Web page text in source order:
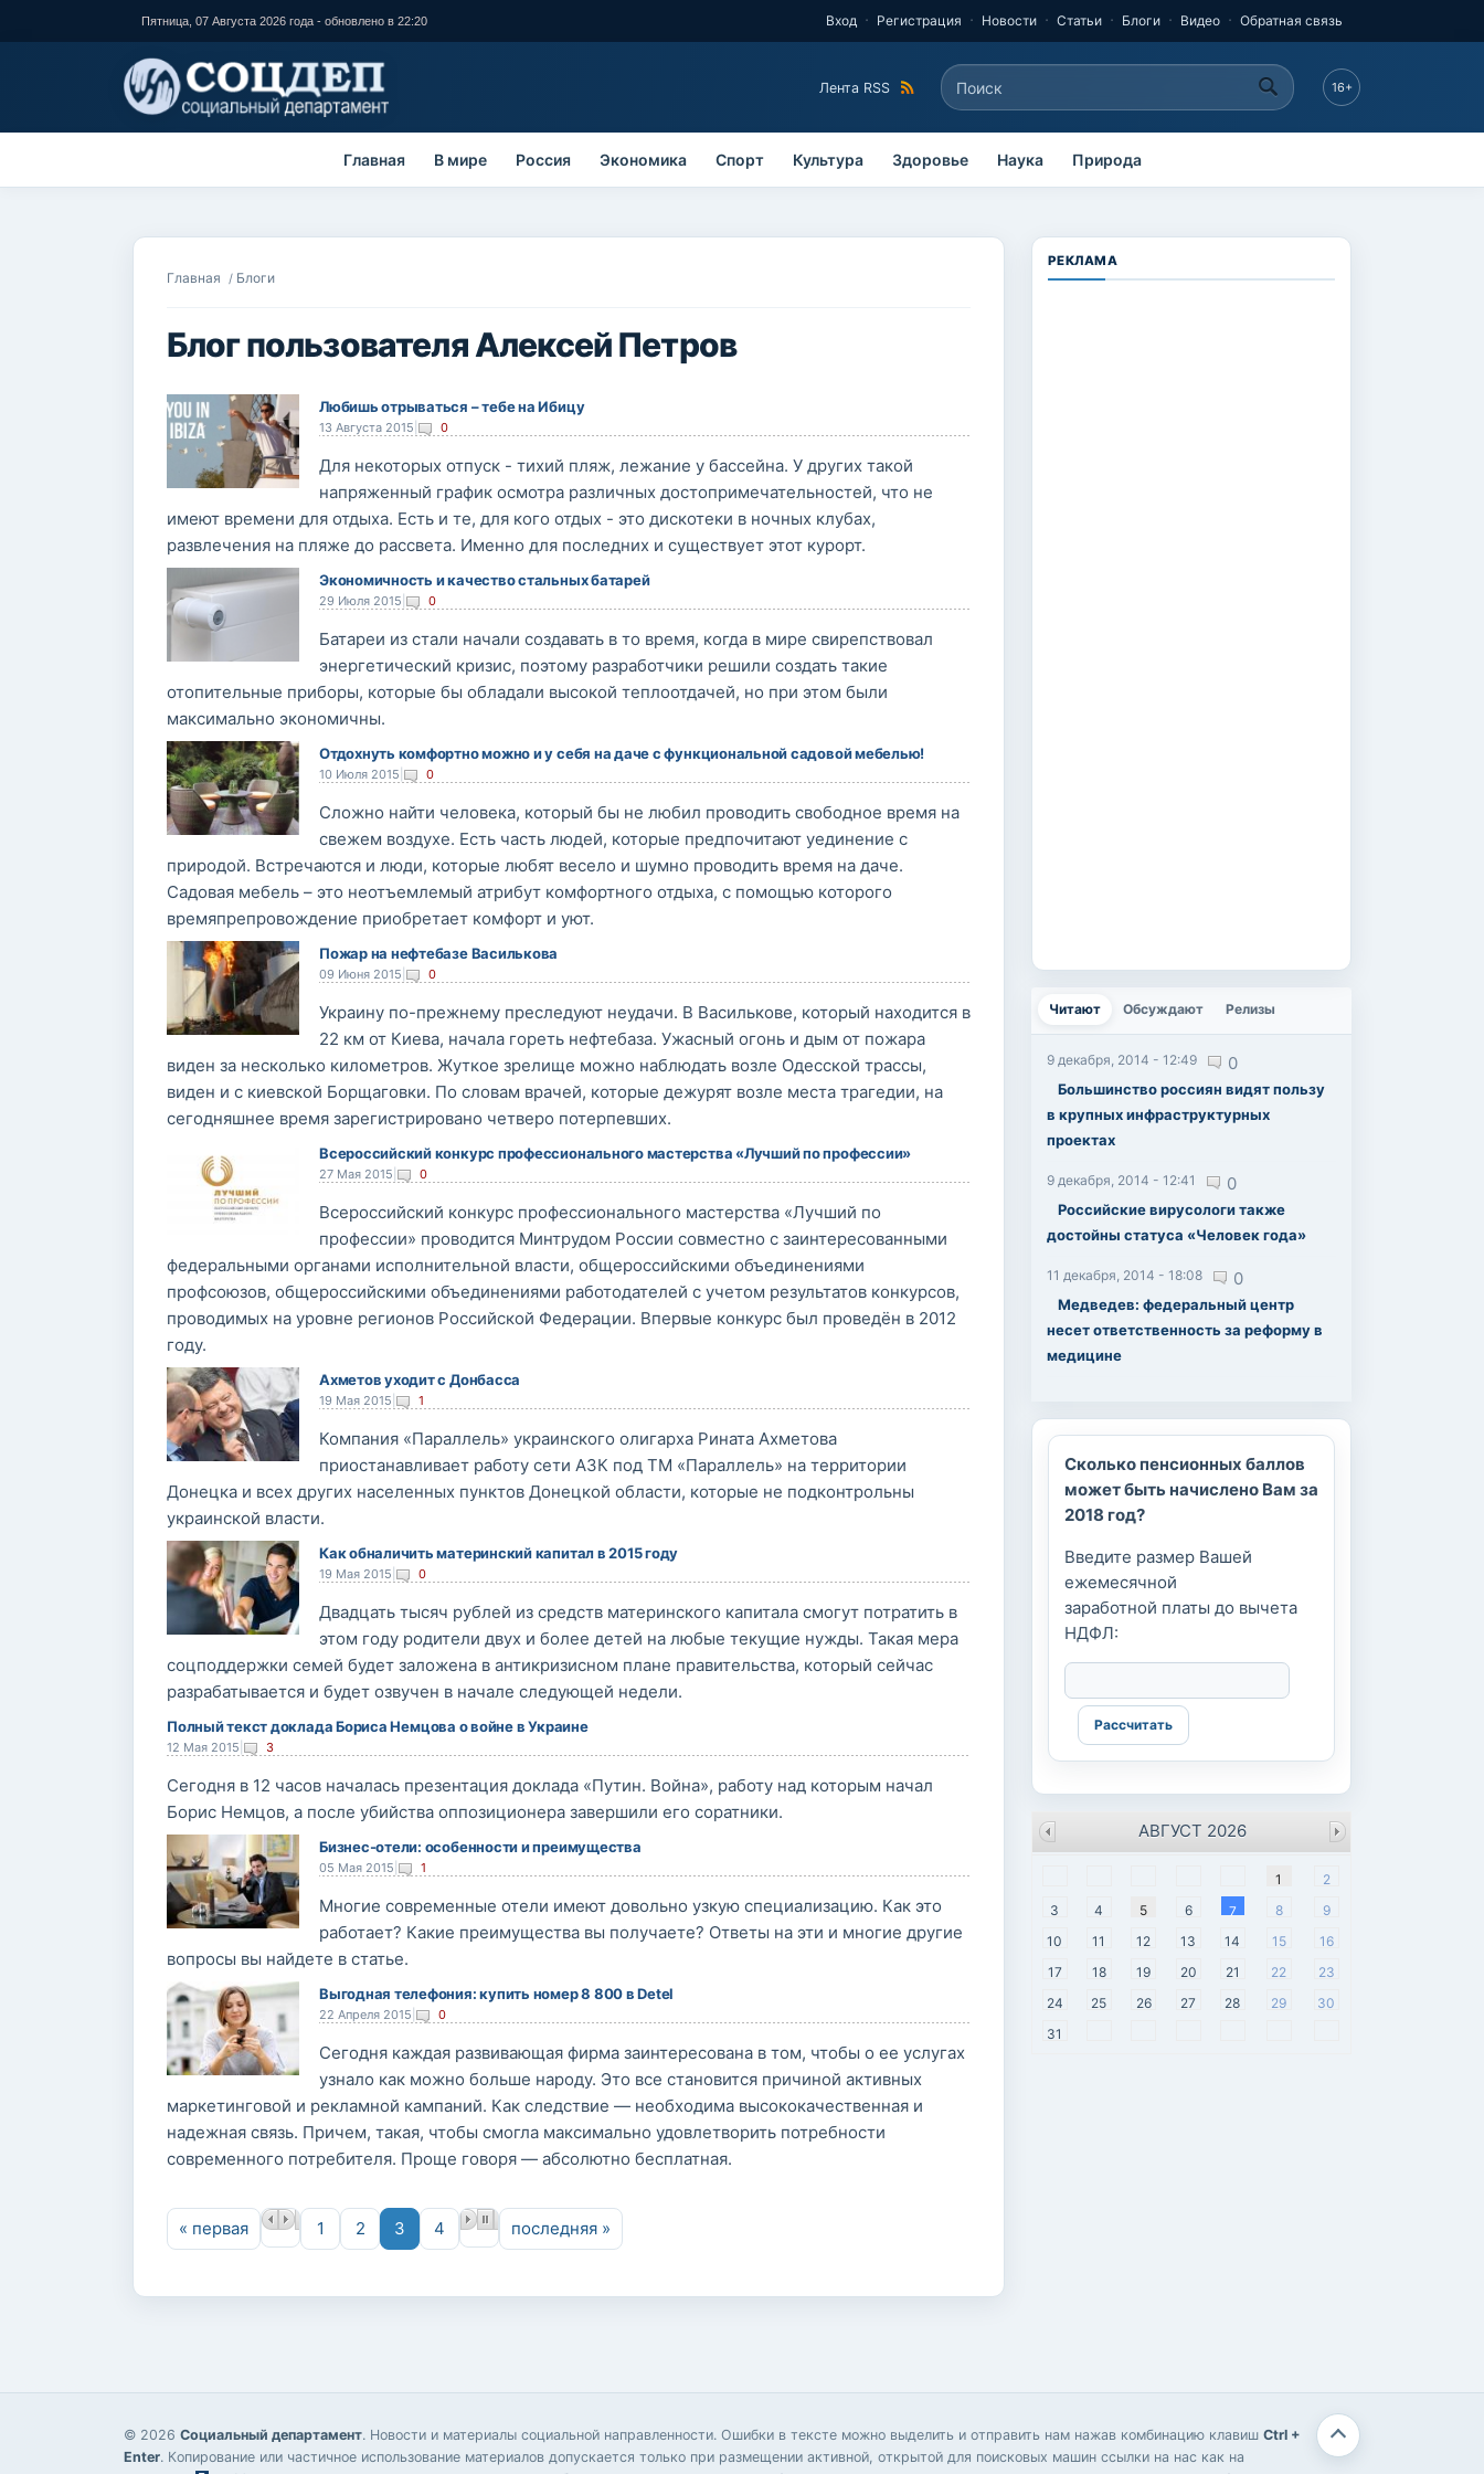
основному
Пятница, 07 Августа 2026 года - обновлено в 22:20 Вход Регистрация Новости Статьи Блоги Видео Обратная связь
Лента RSS Форма поиска
Поиск 16+
Главная В мире Россия Экономика Спорт Культура Здоровье Наука Природа
Вы здесь
Главная / Блоги
Блог пользователя Алексей Петров
Любишь отрываться – тебе на Ибицу
13 Августа 2015 0
Для некоторых отпуск - тихий пляж, лежание у бассейна. У других такой
напряженный график осмотра различных достопримечательностей, что не
имеют времени для отдыха. Есть и те, для кого отдых - это дискотеки в ночных клубах,
развлечения на пляже до рассвета. Именно для последних и существует этот курорт.
Экономичность и качество стальных батарей
29 Июля 2015 0
Батареи из стали начали создавать в то время, когда в мире свирепствовал
энергетический кризис, поэтому разработчики решили создать такие
отопительные приборы, которые бы обладали высокой теплоотдачей, но при этом были
максимально экономичны.
Отдохнуть комфортно можно и у себя на даче с функциональной садовой мебелью!
10 Июля 2015 0
Сложно найти человека, который бы не любил проводить свободное время на
свежем воздухе. Есть часть людей, которые предпочитают уединение с
природой. Встречаются и люди, которые любят весело и шумно проводить время на даче.
Садовая мебель – это неотъемлемый атрибут комфортного отдыха, с помощью которого
времяпрепровождение приобретает комфорт и уют.
Пожар на нефтебазе Василькова
09 Июня 2015 0
Украину по-прежнему преследуют неудачи. В Василькове, который находится в
22 км от Киева, начала гореть нефтебаза. Ужасный огонь и дым от пожара
виден за несколько километров. Жуткое зрелище можно наблюдать возле Одесской трассы,
виден и с киевской Борщаговки. По словам врачей, которые дежурят возле места трагедии, на
сегодняшнее время зарегистрировано четверо потерпевших.
Всероссийский конкурс профессионального мастерства «Лучший по профессии»
27 Мая 2015 0
Всероссийский конкурс профессионального мастерства «Лучший по
профессии» проводится Минтрудом России совместно с заинтересованными
федеральными органами исполнительной власти, общероссийскими объединениями
профсоюзов, общероссийскими объединениями работодателей с учетом результатов конкурсов,
проводимых на уровне регионов Российской Федерации. Впервые конкурс был проведён в 2012
году.
Ахметов уходит с Донбасса
19 Мая 2015 1
Компания «Параллель» украинского олигарха Рината Ахметова
приостанавливает работу сети АЗК под ТМ «Параллель» на территории
Донецка и всех других населенных пунктов Донецкой области, которые не подконтрольны
украинской власти.
Как обналичить материнский капитал в 2015 году
19 Мая 2015 0
Двадцать тысяч рублей из средств материнского капитала смогут потратить в
этом году родители двух и более детей на любые текущие нужды. Такая мера
соцподдержки семей будет заложена в антикризисном плане правительства, который сейчас
разрабатывается и будет озвучен в начале следующей недели.
Полный текст доклада Бориса Немцова о войне в Украине
12 Мая 2015 3
Сегодня в 12 часов началась презентация доклада «Путин. Война», работу над которым начал
Борис Немцов, а после убийства оппозиционера завершили его соратники.
Бизнес-отели: особенности и преимущества
05 Мая 2015 1
Многие современные отели имеют довольно узкую специализацию. Как это
работает? Какие преимущества вы получаете? Ответы на эти и многие другие
вопросы вы найдете в статье.
Выгодная телефония: купить номер 8 800 в Detel
22 Апреля 2015 0
Сегодня каждая развивающая фирма заинтересована в том, чтобы о ее услугах
узнало как можно больше народу. Это все становится причиной активных
маркетинговой и рекламной кампаний. Как следствие — необходима высококачественная и
надежная связь. Причем, такая, чтобы смогла максимально удовлетворить потребности
современного потребителя. Проще говоря — абсолютно бесплатная.
« первая 1 2 3 4 последняя »
РЕКЛАМА
Читают
(активная вкладка)
Обсуждают Релизы
9 декабря, 2014 - 12:49 0
Большинство россиян видят пользу
в крупных инфраструктурных
проектах
9 декабря, 2014 - 12:41 0
Российские вирусологи также
достойны статуса «Человек года»
11 декабря, 2014 - 18:08 0
Медведев: федеральный центр
несет ответственность за реформу в
медицине
Сколько пенсионных баллов
может быть начислено Вам за
2018 год?
Введите размер Вашей
ежемесячной
заработной платы до вычета
НДФЛ:
1
2
3
4 5 6 7 8
9
10
11 12 13 14 15
16
17
18 19 20 21 22
23
24
25 26 27 28 29
30
31
АВГУСТ 2026
© 2026 Социальный департамент. Новости и материалы социальной направленности. Ошибки в тексте можно выделить и отправить нам нажав комбинацию клавиш Ctrl +
Enter. Копирование или частичное использование материалов допускается только при размещении активной, открытой для поисковых машин ссылки на нас как на